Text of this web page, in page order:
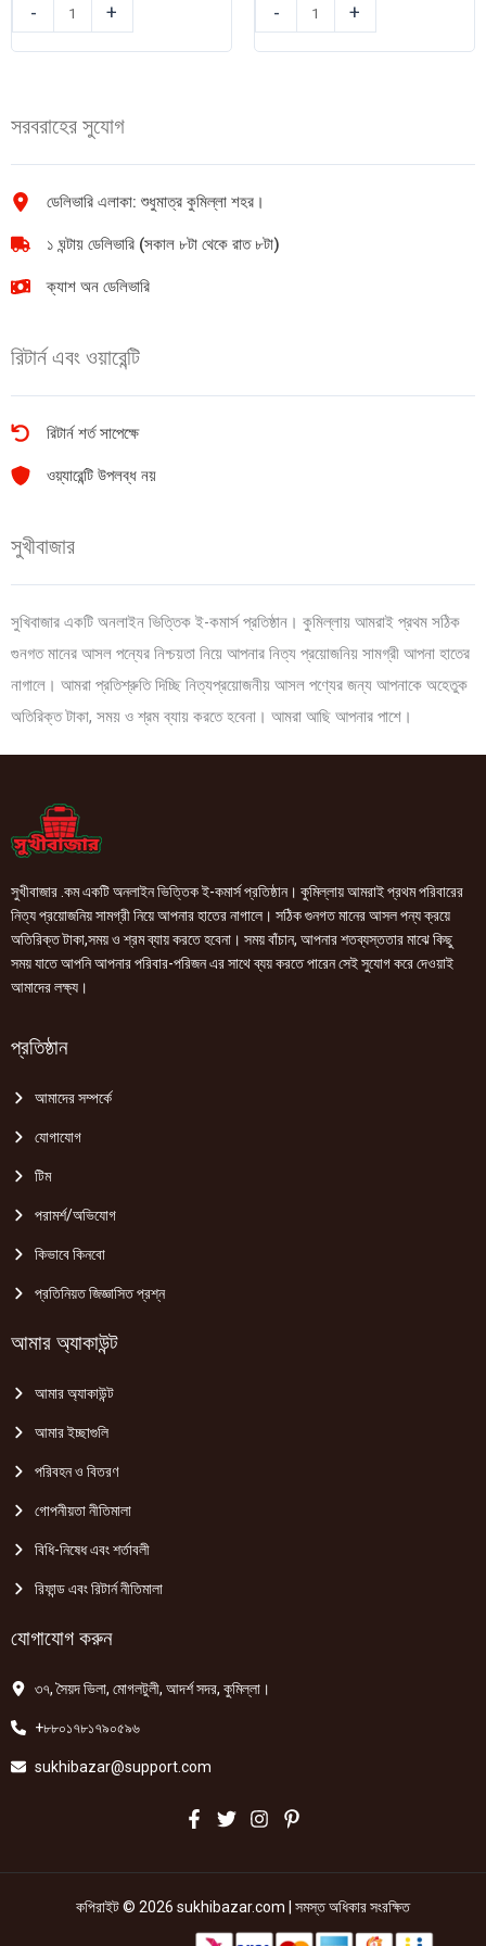
-
লিকুইড
হ্যান্ডওয়াশ
170ml
+ -
সি
আই
+
সরবরাহের সুযোগ
ডেলিভারি এলাকা: শুধুমাত্র কুমিল্লা শহর।
১ ঘন্টায় ডেলিভারি (সকাল ৮টা থেকে রাত ৮টা)
ক্যাশ অন ডেলিভারি
রিটার্ন এবং ওয়ারেন্টি
রিটার্ন শর্ত সাপেক্ষে
ওয়্যারেন্টি উপলব্ধ নয়
সুখীবাজার
সুখিবাজার একটি অনলাইন ভিত্তিক ই-কমার্স প্রতিষ্ঠান। কুমিল্লায় আমরাই প্রথম সঠিক
গুনগত মানের আসল পন্যের নিশ্চয়তা নিয়ে আপনার নিত্য প্রয়োজনিয় সামগ্রী আপনা হাতের
নাগালে। আমরা প্রতিশ্রুতি দিচ্ছি নিত্যপ্রয়োজনীয় আসল পণ্যের জন্য আপনাকে অহেতুক
অতিরিক্ত টাকা, সময় ও শ্রম ব্যায় করতে হবেনা। আমরা আছি আপনার পাশে।
সুখীবাজার .কম একটি অনলাইন ভিত্তিক ই-কমার্স প্রতিষ্ঠান। কুমিল্লায় আমরাই প্রথম পরিবারের
নিত্য প্রয়োজনিয় সামগ্রী নিয়ে আপনার হাতের নাগালে। সঠিক গুনগত মানের আসল পন্য ক্রয়ে
অতিরিক্ত টাকা,সময় ও শ্রম ব্যায় করতে হবেনা। সময় বাঁচান, আপনার শতব্যস্ততার মাঝে কিছু
সময় যাতে আপনি আপনার পরিবার-পরিজন এর সাথে ব্যয় করতে পারেন সেই সুযোগ করে দেওয়াই
আমাদের লক্ষ্য।
প্রতিষ্ঠান
আমাদের সম্পর্কে
যোগাযোগ
টিম
পরামর্শ/অভিযোগ
কিভাবে কিনবো
প্রতিনিয়ত জিজ্ঞাসিত প্রশ্ন
আমার অ্যাকাউন্ট
আমার অ্যাকাউন্ট
আমার ইচ্ছাগুলি
পরিবহন ও বিতরণ
গোপনীয়তা নীতিমালা
বিধি-নিষেধ এবং শর্তাবলী
রিফান্ড এবং রিটার্ন নীতিমালা
যোগাযোগ করুন
৩৭, সৈয়দ ভিলা, মোগলটুলী, আদর্শ সদর, কুমিল্লা।
+৮৮০১৭৮১৭৯০৫৯৬
sukhibazar@support.com
কপিরাইট © 2026 sukhibazar.com | সমস্ত অধিকার সংরক্ষিত